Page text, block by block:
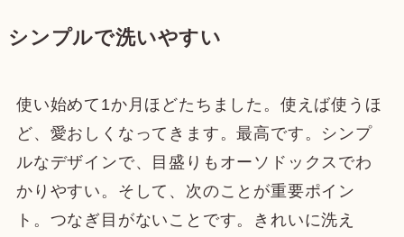
シンプルで洗いやすい
使い始めて1か月ほどたちました。使えば使うほ
ど、愛おしくなってきます。最高です。シンプ
ルなデザインで、目盛りもオーソドックスでわ
かりやすい。そして、次のことが重要ポイン
ト。つなぎ目がないことです。きれいに洗え